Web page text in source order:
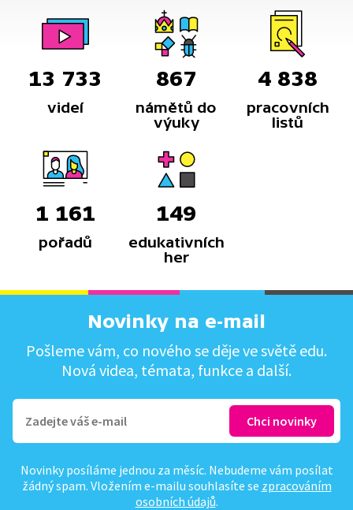
13 733
videí
867
námětů do
výuky
4 838
pracovních
listů
1 161
pořadů
149
edukativních
her
Novinky na e-mail
Pošleme vám, co nového se děje ve světě edu.
Nová videa, témata, funkce a další.
Novinky posíláme jednou za měsíc. Nebudeme vám posílat
žádný spam. Vložením e-mailu souhlasíte se zpracováním
osobních údajů.